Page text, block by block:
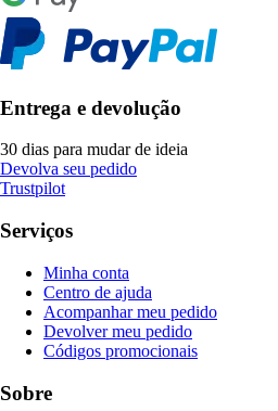
Entrega e devolução
30 dias para mudar de ideia
Devolva seu pedido
Trustpilot
Serviços
Minha conta
Centro de ajuda
Acompanhar meu pedido
Devolver meu pedido
Códigos promocionais
Sobre